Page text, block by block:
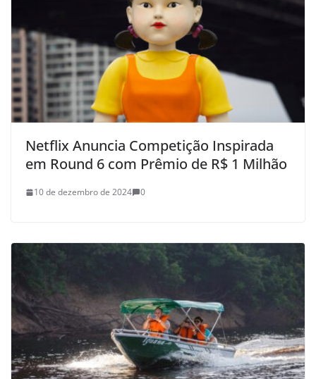
Netflix Anuncia Competição Inspirada
em Round 6 com Prêmio de R$ 1 Milhão
10 de dezembro de 2024 0